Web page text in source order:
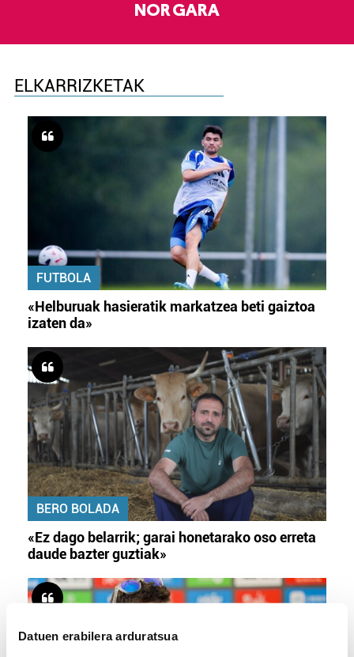
Datuen erabilera arduratsua
NOR GARA
ELKARRIZKETAK
FUTBOLA
«Helburuak hasieratik markatzea beti gaiztoa
izaten da»
BERO BOLADA
«Ez dago belarrik; garai honetarako oso erreta
daude bazter guztiak»